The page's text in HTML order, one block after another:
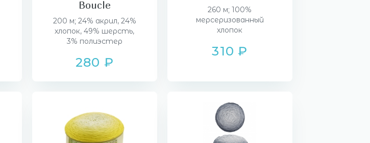
Boucle
200 м; 24% акрил, 24%
хлопок, 49% шерсть,
3% полиэстер
280 ₽
260 м; 100%
мерсеризованный
хлопок
310 ₽